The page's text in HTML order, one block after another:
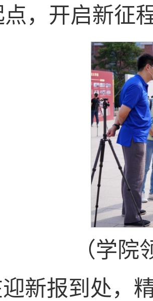
点，开启新征
（学
新报到处，